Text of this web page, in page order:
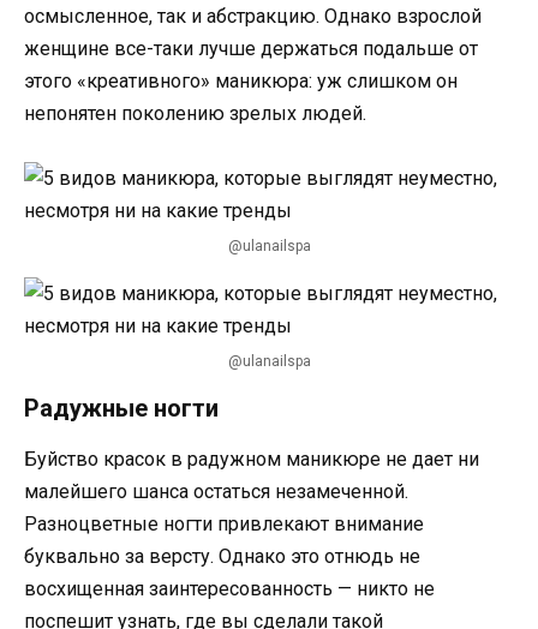
осмысленное, так и абстракцию. Однако взрослой
женщине все-таки лучше держаться подальше от
этого «креативного» маникюра: уж слишком он
непонятен поколению зрелых людей.
@ulanailspa
@ulanailspa
Радужные ногти
Буйство красок в радужном маникюре не дает ни
малейшего шанса остаться незамеченной.
Разноцветные ногти привлекают внимание
буквально за версту. Однако это отнюдь не
восхищенная заинтересованность — никто не
поспешит узнать, где вы сделали такой